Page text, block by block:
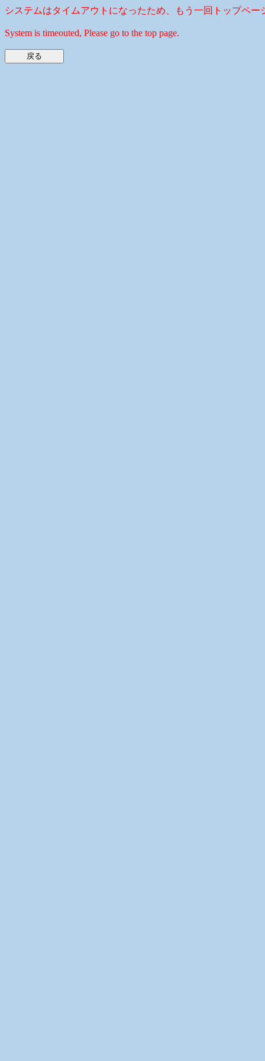
システムはタイムアウトになったため、もう一回トップペー
System is timeouted, Please go to the top page.